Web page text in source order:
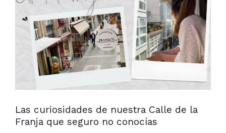
Las curiosidades de nuestra Calle de la
Franja que seguro no conocías